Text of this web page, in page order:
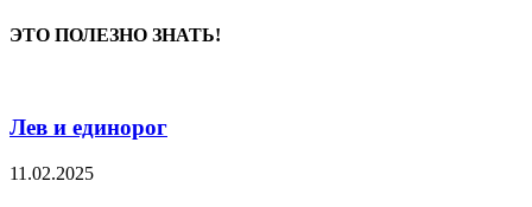
ЭТО ПОЛЕЗНО ЗНАТЬ!
Лев и единорог
11.02.2025